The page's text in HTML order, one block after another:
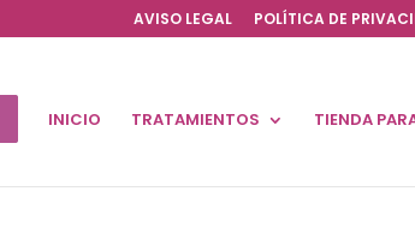
AVISO LEGAL POLÍTICA DE
INICIO TRATAMIENTOS TIENDA